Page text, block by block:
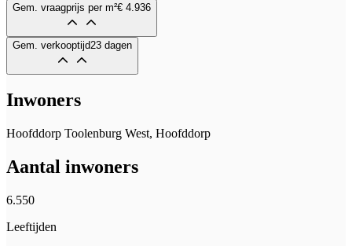
Gem. vraagprijs per m²€ 4.936
Gem. verkooptijd23 dagen
Inwoners
Hoofddorp Toolenburg West, Hoofddorp
Aantal inwoners
6.550
Leeftijden